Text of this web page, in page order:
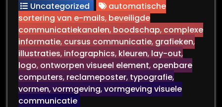
Uncategorized
automatische
sortering van e-mails, beveiligde
communicatiekanalen, boodschap, complexe
informatie, cursus communicatie, grafieken,
illustraties, infographics, kleuren, lay-out,
logo, ontworpen visueel element, openbare
computers, reclameposter, typografie,
vormen,vormgeving,vormgeving visuele
communicatie